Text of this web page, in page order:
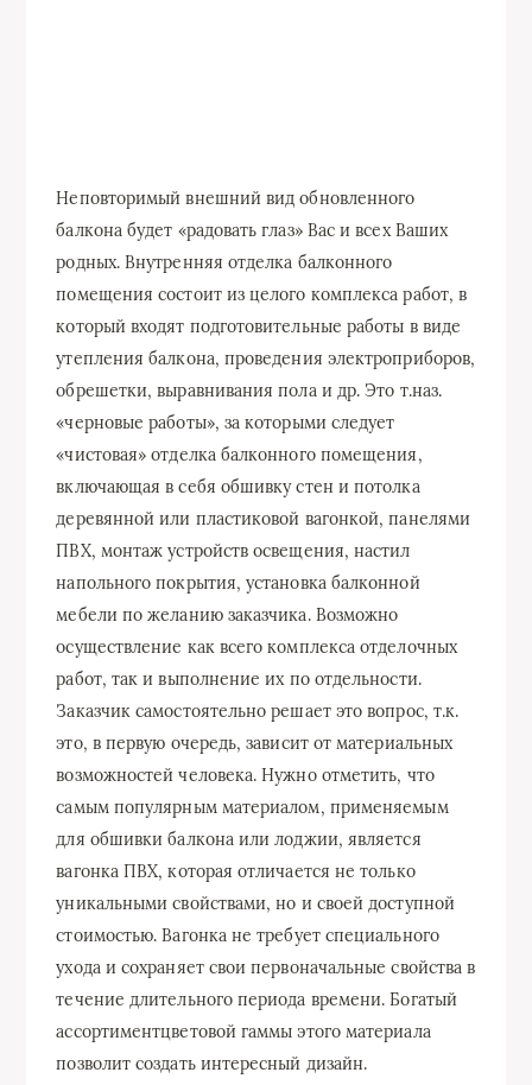
Неповторимый внешний вид обновленного
балкона будет «радовать глаз» Вас и всех Ваших
родных. Внутренняя отделка балконного
помещения состоит из целого комплекса работ, в
который входят подготовительные работы в виде
утепления балкона, проведения электроприборов,
обрешетки, выравнивания пола и др. Это т.наз.
«черновые работы», за которыми следует
«чистовая» отделка балконного помещения,
включающая в себя обшивку стен и потолка
деревянной или пластиковой вагонкой, панелями
ПВХ, монтаж устройств освещения, настил
напольного покрытия, установка балконной
мебели по желанию заказчика. Возможно
осуществление как всего комплекса отделочных
работ, так и выполнение их по отдельности.
Заказчик самостоятельно решает это вопрос, т.к.
это, в первую очередь, зависит от материальных
возможностей человека. Нужно отметить, что
самым популярным материалом, применяемым
для обшивки балкона или лоджии, является
вагонка ПВХ, которая отличается не только
уникальными свойствами, но и своей доступной
стоимостью. Вагонка не требует специального
ухода и сохраняет свои первоначальные свойства в
течение длительного периода времени. Богатый
ассортиментцветовой гаммы этого материала
позволит создать интересный дизайн.